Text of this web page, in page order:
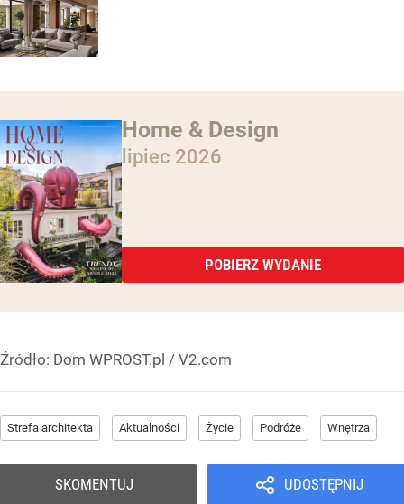
Home & Design
lipiec 2026
POBIERZ WYDANIE
Źródło: Dom WPROST.pl / V2.com
Strefa architekta Aktualności Życie Podróże Wnętrza
UDOSTĘPNIJ
SKOMENTUJ